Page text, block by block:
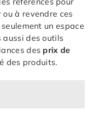
à revendre ces
un espace
des outils
des prix de
des produits.